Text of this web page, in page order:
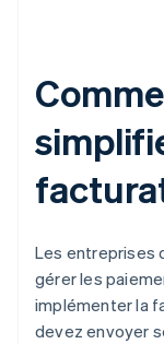
Les entreprises
gérer les
implémenter la
devez envoyer